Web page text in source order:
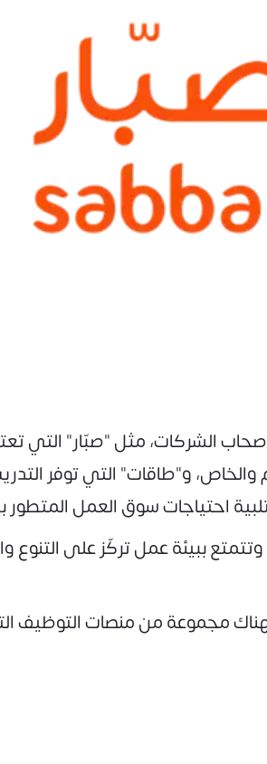
الشركات، مثل "صبّار" التي
و"طاقات" التي توفر
احتياجات سوق العمل
ببيئة عمل تركّز على
مجموعة من منصات التوظيف